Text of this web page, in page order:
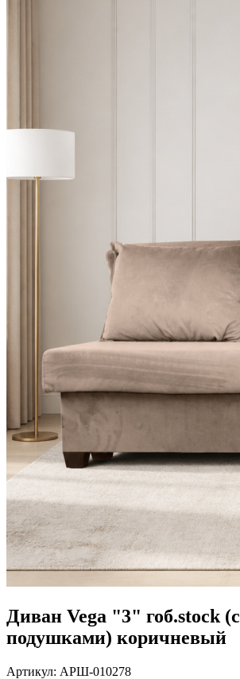
Диван Vega "3" гоб.stock (с
подушками) коричневый
Артикул: АРШ-010278